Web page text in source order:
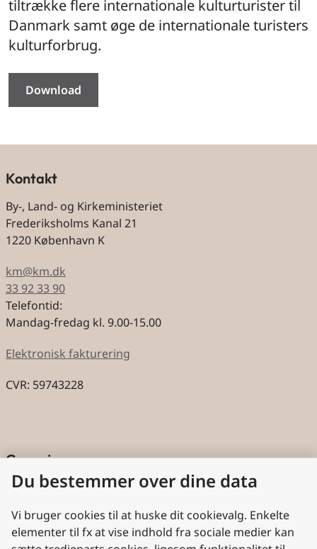
tiltrække flere internationale kulturturister til
Danmark samt øge de internationale turisters
kulturforbrug.
Download
Kontakt
By-, Land- og Kirkeministeriet
Frederiksholms Kanal 21
1220 København K
km@km.dk
33 92 33 90
Telefontid:
Mandag-fredag kl. 9.00-15.00
Elektronisk fakturering
CVR: 59743228
Genveje
Cookies
Aktindsigt
Persondatabeskyttelse
Du bestemmer over dine data
Vi bruger cookies til at huske dit cookievalg. Enkelte
elementer til fx at vise indhold fra sociale medier kan